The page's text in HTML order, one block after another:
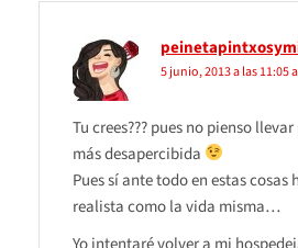
5 junio, 2013 a las 11:05
Tu crees??? pues no pienso
más desapercibida
Pues sí ante todo en estas cosas
realista como la vida misma…